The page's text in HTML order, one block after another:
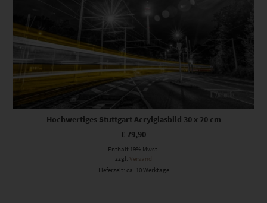
Hochwertiges Stuttgart Acrylglasbild 30 x 20 cm
€ 79,90
Enthält 19% Mwst.
zzgl. Versand
Lieferzeit: ca. 10 Werktage